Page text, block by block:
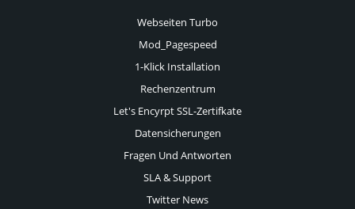
Webseiten Turbo
Mod_Pagespeed
1-Klick Installation
Rechenzentrum
Let's Encyrpt SSL-Zertifkate
Datensicherungen
Fragen Und Antworten
SLA & Support
Twitter News